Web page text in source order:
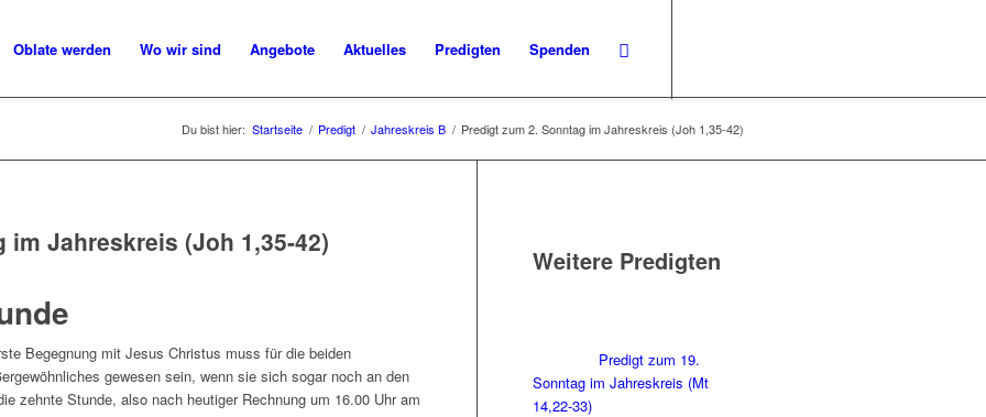
Oblate werden Wo wir sind Angebote Aktuelles Predigten Spenden
Du bist hier: Startseite / Predigt / Jahreskreis B / Predigt zum 2. Sonntag im Jahreskreis (Joh 1,35-42)
im Jahreskreis (Joh 1,35-42)
Begegnung mit Jesus Christus muss für die beiden
gewesen sein, wenn sie sich sogar noch an den
zehnte Stunde, also nach heutiger Rechnung um 16.00 Uhr am
Weitere Predigten
Predigt zum 19.
Sonntag im Jahreskreis (Mt
14,22-33)